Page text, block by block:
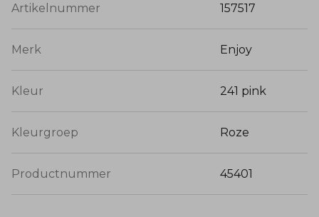
natuurlijk ademend vermogen, terwijl de
pasvorm en kleur mooi te behouden. De stof valt
soepel om het lichaam en heeft een verfijnde
Specificaties
Merk:
Artikelnummer 157517
Merk Enjoy
Kleur 241 pink
Kleurgroep Roze
Productnummer 45401